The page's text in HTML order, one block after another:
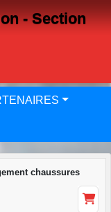
- Section
chaussures